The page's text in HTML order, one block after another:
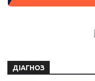
ДІАГНОЗ